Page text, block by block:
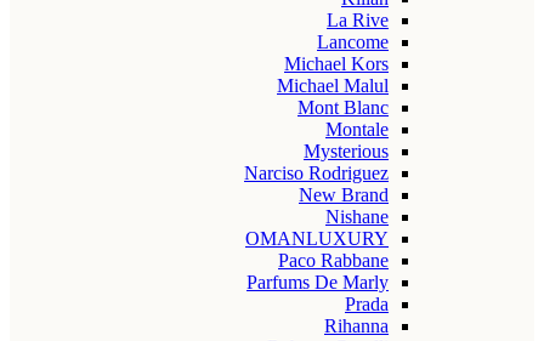
La Rive
Lancome
Michael Kors
Michael Malul
Mont Blanc
Montale
Mysterious
Narciso Rodriguez
New Brand
Nishane
OMANLUXURY
Paco Rabbane
Parfums De Marly
Prada
Rihanna